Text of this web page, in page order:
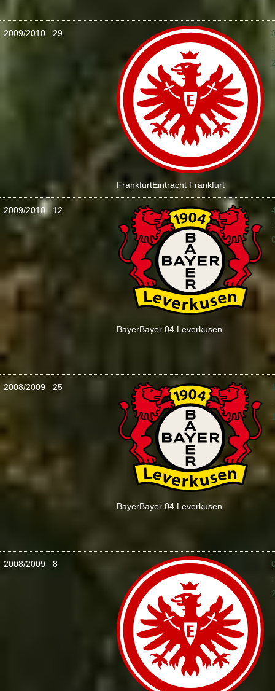
2009/2010 29
FrankfurtEintracht Frankfurt
:
2009/2010 12
BayerBayer 04 Leverkusen
:
2008/2009 25
BayerBayer 04 Leverkusen
:
2008/2009 8
: